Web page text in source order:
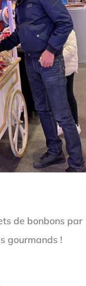
de bonbons par
gourmands !